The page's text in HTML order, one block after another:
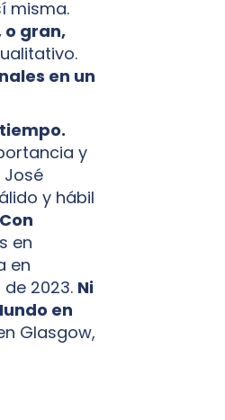
misma.
o gran,
en un
y
José
y hábil
Con
en
en
2023. Ni
en
Glasgow,